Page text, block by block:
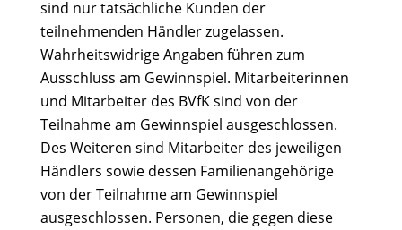
sind nur tatsächliche Kunden der
teilnehmenden Händler zugelassen.
Wahrheitswidrige Angaben führen zum
Ausschluss am Gewinnspiel. Mitarbeiterinnen
und Mitarbeiter des BVfK sind von der
Teilnahme am Gewinnspiel ausgeschlossen.
Des Weiteren sind Mitarbeiter des jeweiligen
Händlers sowie dessen Familienangehörige
von der Teilnahme am Gewinnspiel
ausgeschlossen. Personen, die gegen diese